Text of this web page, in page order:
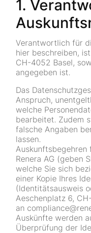
1.
Verantwortlich für
hier beschreiben,
CH-4052 Basel,
angegeben ist.
Das
Anspruch,
welche
bearbeitet. Zudem
falsche Angaben
lassen.
Renera AG (geben
welche Sie sich
einer Kopie Ihres
(Identitätsausweis
Aeschenplatz 6,
an
Auskünfte werden
Überprüfung der